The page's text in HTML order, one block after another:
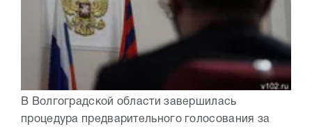
В Волгоградской области завершилась
процедура предварительного голосования за